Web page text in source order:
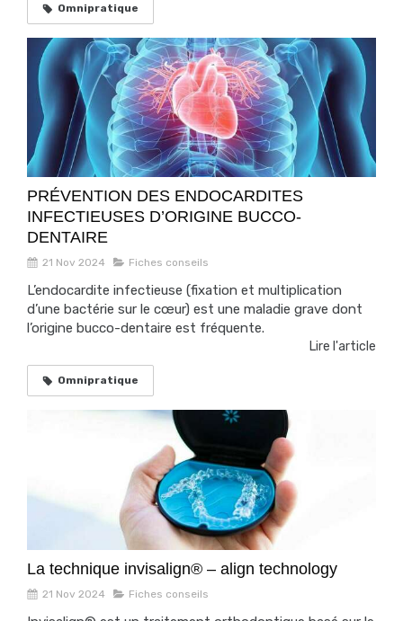
Omnipratique
PRÉVENTION DES ENDOCARDITES
INFECTIEUSES D’ORIGINE BUCCO-
DENTAIRE
21 Nov 2024 Fiches conseils
L’endocardite infectieuse (fixation et multiplication
d’une bactérie sur le cœur) est une maladie grave dont
l’origine bucco-dentaire est fréquente.
Lire l'article
Omnipratique
La technique invisalign® – align technology
21 Nov 2024 Fiches conseils